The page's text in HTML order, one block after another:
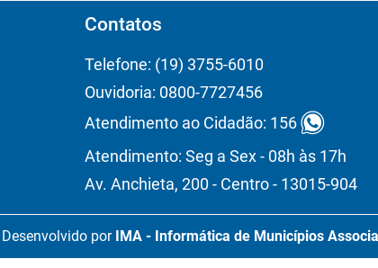
Contatos
Telefone: (19) 3755-6010
Ouvidoria: 0800-7727456
Atendimento ao Cidadão: 156
Atendimento: Seg a Sex - 08h às 17h
Av. Anchieta, 200 - Centro - 13015-904
Desenvolvido por IMA - Informática de Municípios